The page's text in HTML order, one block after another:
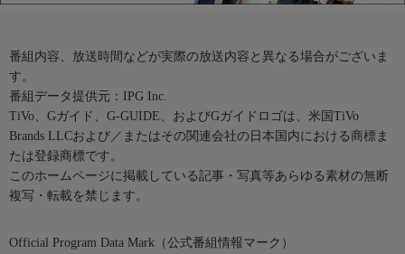
番組内容、放送時間などが実際の放送内容と異なる場合がございま
す。
番組データ提供元：IPG Inc.
TiVo、Gガイド、G-GUIDE、およびGガイドロゴは、米国TiVo
Brands LLCおよび／またはその関連会社の日本国内における商標ま
たは登録商標です。
このホームページに掲載している記事・写真等あらゆる素材の無断
複写・転載を禁じます。
Official Program Data Mark（公式番組情報マーク）